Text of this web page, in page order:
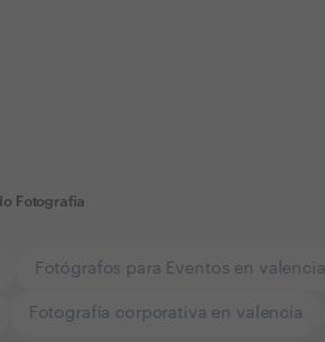
Fotografia
Fotógrafos para Eventos en valencia
Fotografía corporativa en valencia